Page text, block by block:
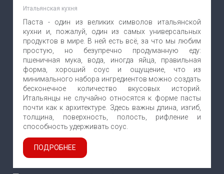
Итальянская кухня
Паста - один из великих символов итальянской
кухни и, пожалуй, один из самых универсальных
продуктов в мире. В ней есть всё, за что мы любим
простую, но безупречно продуманную еду:
пшеничная мука, вода, иногда яйца, правильная
форма, хороший соус и ощущение, что из
минимального набора ингредиентов можно создать
бесконечное количество вкусовых историй.
Итальянцы не случайно относятся к форме пасты
почти как к архитектуре. Здесь важны длина, изгиб,
толщина, поверхность, полость, рифление и
способность удерживать соус.
ПОДРОБНЕЕ